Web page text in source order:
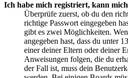
Ich habe mich registriert, kann
Überprüfe zuerst, ob du den
richtige Passwort eingegeben
gibt es zwei Möglichkeiten.
angegeben hast, dass du unter
einer deiner Eltern oder deiner
Anweisungen folgen, die du
der Fall ist, muss dein